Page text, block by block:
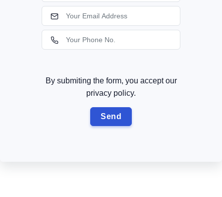
By submiting the form, you accept our
privacy policy.